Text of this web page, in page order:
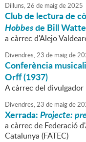
Dilluns,26 de maigde2025
Club de lectura de
Hobbesde Bill
a càrrec d'Alejo
Divendres,23 de maigde
Conferència
Orff (1937)
A càrrec del divulgador
Divendres,23 de maigde
Xerrada:Projecte:
a càrrec de Federació
Catalunya (FATEC)